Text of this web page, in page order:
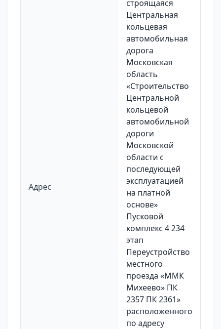
Адрес
строящаяся
Центральная
кольцевая
автомобильная
дорога
Московская
область
«Строительство
Центральной
кольцевой
автомобильной
дороги
Московской
области с
последующей
эксплуатацией
на платной
основе»
Пусковой
комплекс 4 234
этап
Переустройство
местного
проезда «ММК
Михеево» ПК
2357 ПК 2361»
расположенного
по адресу